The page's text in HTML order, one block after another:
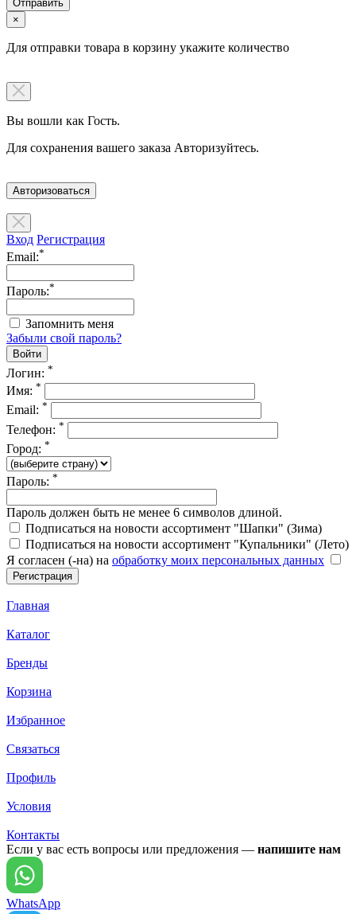
×
Для отправки товара в корзину укажите количество
Вы вошли как Гость.
Для сохранения вашего заказа Авторизуйтесь.
Авторизоваться
Вход Регистрация
Email:*
Пароль:*
Запомнить меня
Забыли свой пароль?
Логин: *
Имя: *
Email: *
Телефон: *
Город: *
Пароль: *
Пароль должен быть не менее 6 символов длиной.
Подписаться на новости ассортимент "Шапки" (Зима)
Подписаться на новости ассортимент "Купальники" (Лето)
Я согласен (-на) на обработку моих персональных данных
Главная
Каталог
Бренды
Корзина
Избранное
Связаться
Профиль
Условия
Контакты
Если у вас есть вопросы или предложения — напишите нам
WhatsApp